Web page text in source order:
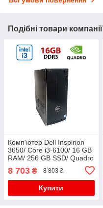
Подібні товари компанії
Комп'ютер Dell Inspirion
3650/ Core i3-6100/ 16 GB
RAM/ 256 GB SSD/ Quadro
8 703 ₴ 8 803 ₴
Купити